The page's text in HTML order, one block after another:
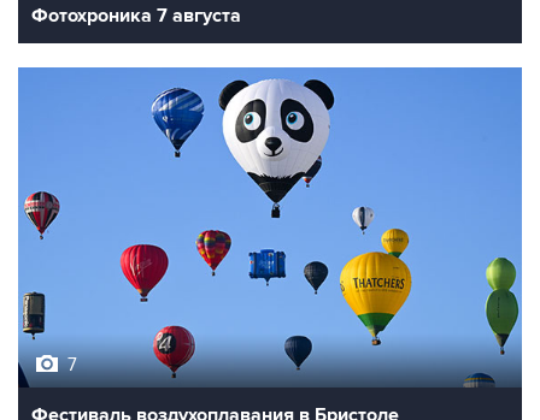
Фотохроника 7 августа
7